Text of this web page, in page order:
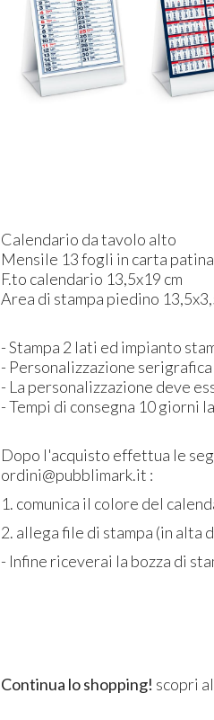
Calendario da tavolo alto
Mensile 13 fogli in carta
F.to calendario 13,5x19 cm
Area di stampa piedino
- Stampa 2 lati ed impianto
- Personalizzazione
- La personalizzazione deve
- Tempi di consegna 10 giorni
Dopo l'acquisto effettua le
ordini@pubblimark.it :
1. comunica il colore del
2. allega file di stampa (in alta
- Infine riceverai la bozza di
Continua lo shopping! scopri